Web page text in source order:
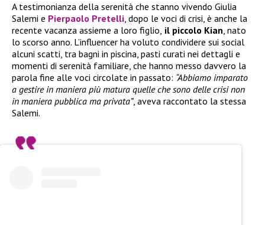
A testimonianza della serenità che stanno vivendo Giulia
Salemi e Pierpaolo Pretelli, dopo le voci di crisi, è anche la
recente vacanza assieme a loro figlio, il piccolo Kian, nato
lo scorso anno. L’influencer ha voluto condividere sui social
alcuni scatti, tra bagni in piscina, pasti curati nei dettagli e
momenti di serenità familiare, che hanno messo davvero la
parola fine alle voci circolate in passato: “Abbiamo imparato
a gestire in maniera più matura quelle che sono delle crisi non
in maniera pubblica ma privata”, aveva raccontato la stessa
Salemi.